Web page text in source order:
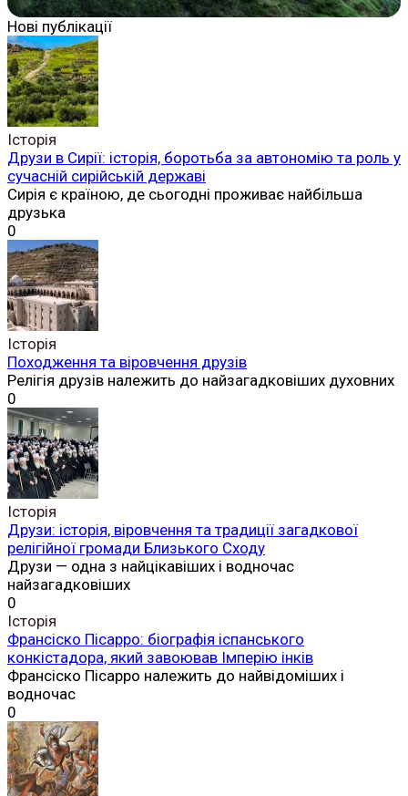
Нові публікації
Історія
Друзи в Сирії: історія, боротьба за автономію та роль у
сучасній сирійській державі
Сирія є країною, де сьогодні проживає найбільша
друзька
0
Історія
Походження та віровчення друзів
Релігія друзів належить до найзагадковіших духовних
0
Історія
Друзи: історія, віровчення та традиції загадкової
релігійної громади Близького Сходу
Друзи — одна з найцікавіших і водночас
найзагадковіших
0
Історія
Франсіско Пісарро: біографія іспанського
конкістадора, який завоював Імперію інків
Франсіско Пісарро належить до найвідоміших і
водночас
0